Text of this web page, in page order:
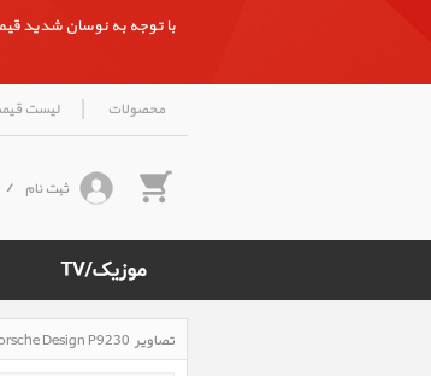
با توجه به نوسان شدید قیمت
محصولات | لیست
ثبت نام /
تصاویر LaCie Porsche Design P9230 ‎، تصاویر هارد اکسترنال لسی پورش دیزاین P9230
Rated